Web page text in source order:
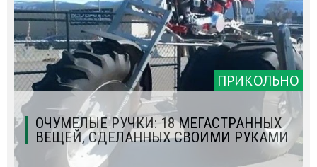
ПРИКОЛЬНО
ОЧУМЕЛЫЕ РУЧКИ: 18 МЕГАСТРАННЫХ
ВЕЩЕЙ, СДЕЛАННЫХ СВОИМИ РУКАМИ